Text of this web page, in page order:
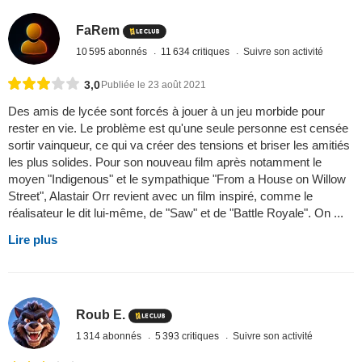
FaRem
10 595 abonnés 11 634 critiques Suivre son activité
3,0Publiée le 23 août 2021
Des amis de lycée sont forcés à jouer à un jeu morbide pour
rester en vie. Le problème est qu'une seule personne est censée
sortir vainqueur, ce qui va créer des tensions et briser les amitiés
les plus solides. Pour son nouveau film après notamment le
moyen "Indigenous" et le sympathique "From a House on Willow
Street", Alastair Orr revient avec un film inspiré, comme le
réalisateur le dit lui-même, de "Saw" et de "Battle Royale". On ...
Lire plus
Roub E.
1 314 abonnés 5 393 critiques Suivre son activité